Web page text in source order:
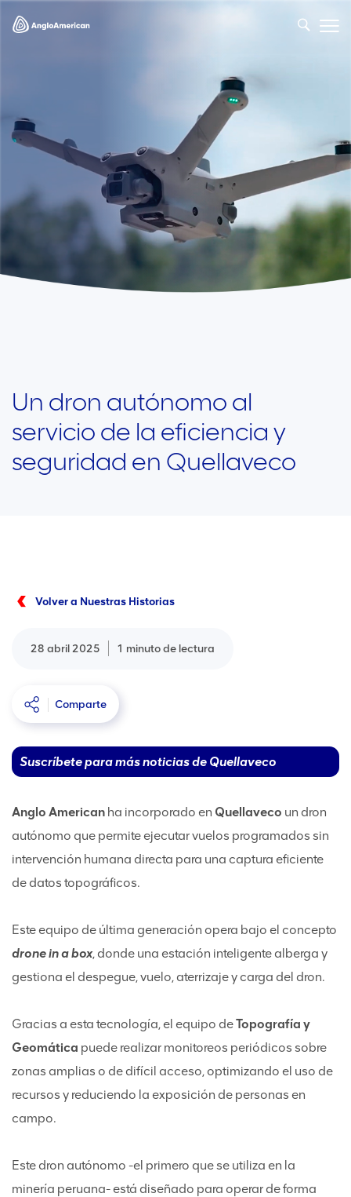
Un dron autónomo al
servicio de la eficiencia y
seguridad en Quellaveco
Volver a Nuestras Historias
28 abril 2025 1 minuto de lectura
Comparte
Suscríbete para más noticias de Quellaveco
Anglo American ha incorporado en Quellaveco un dron
autónomo que permite ejecutar vuelos programados sin
intervención humana directa para una captura eficiente
de datos topográficos.
Este equipo de última generación opera bajo el concepto
drone in a box, donde una estación inteligente alberga y
gestiona el despegue, vuelo, aterrizaje y carga del dron.
Gracias a esta tecnología, el equipo deTopografía y
Geomática puede realizar monitoreos periódicos sobre
zonas amplias o de difícil acceso, optimizando el uso de
recursos y reduciendo la exposición de personas en
campo.
Este dron autónomo -el primero que se utiliza en la
minería peruana- está diseñado para operar de forma